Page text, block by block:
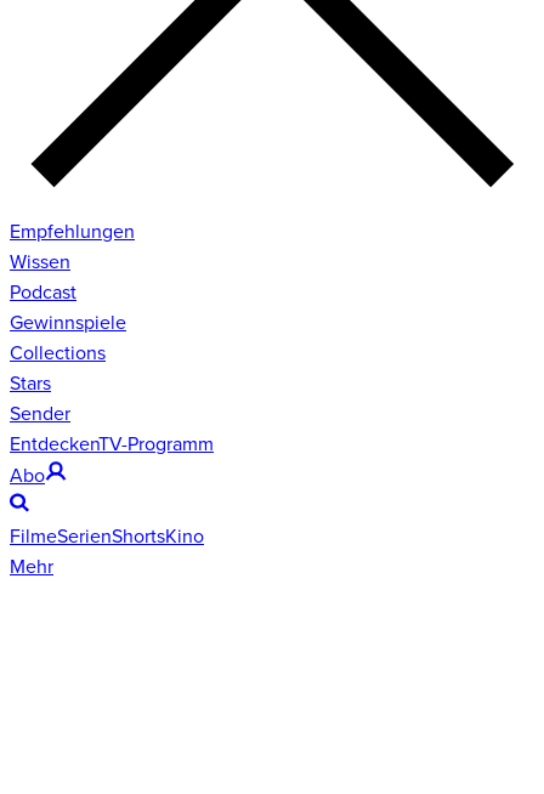
Empfehlungen
Wissen
Podcast
Gewinnspiele
Collections
Stars
Sender
EntdeckenTV-Programm
Abo
FilmeSerienShortsKino
Mehr